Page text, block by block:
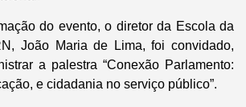
do evento, o diretor da Escola da
João Maria de Lima, foi convidado,
a palestra “Conexão Parlamento:
e cidadania no serviço público”.